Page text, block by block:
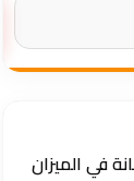
في الميزان